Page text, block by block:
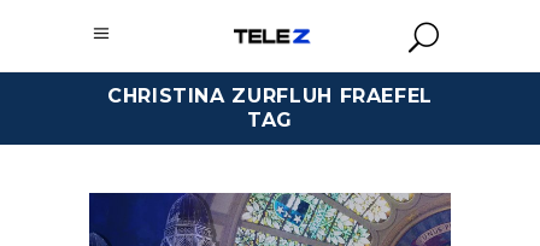
CHRISTINA ZURFLUH FRAEFEL
TAG